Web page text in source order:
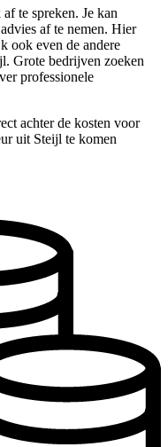
te spreken. Je kan
af te nemen. Hier
ook even de andere
Grote bedrijven zoeken
professionele
achter de kosten voor
uit Steijl te komen